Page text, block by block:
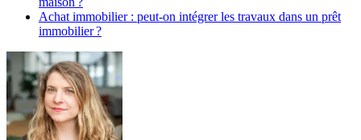
Achat immobilier : peut-on intégrer les travaux dans un prêt
immobilier ?